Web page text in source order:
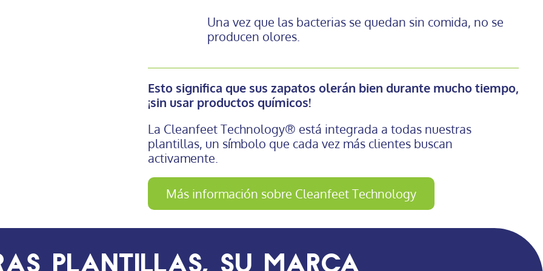
Una vez que las bacterias se quedan sin comida, no se
producen olores.
Esto significa que sus zapatos olerán bien durante mucho tiempo,
¡sin usar productos químicos!
La Cleanfeet Technology® está integrada a todas nuestras
plantillas, un símbolo que cada vez más clientes buscan
activamente.
Más información sobre Cleanfeet Technology